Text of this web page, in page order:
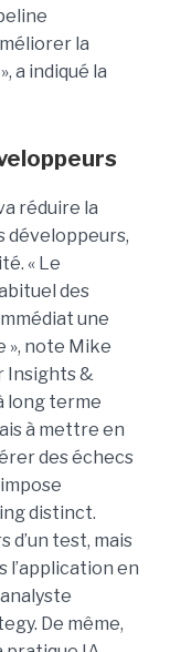
la
a indiqué la
réduire la
développeurs,
« Le
des
une
», note Mike
Insights &
long terme
à mettre en
des échecs
distinct.
test, mais
l’application en
De même,